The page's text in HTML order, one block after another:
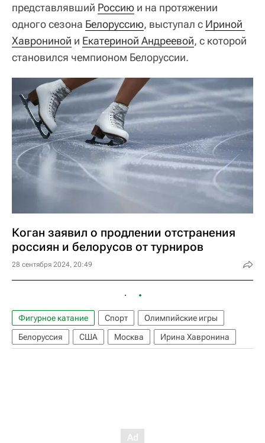
представлявший Россию и на протяжении
одного сезона Белоруссию, выступал с Ириной
Хаврониной и Екатериной Андреевой, с которой
становился чемпионом Белоруссии.
Коган заявил о продлении отстранения
россиян и белорусов от турниров
28 сентября 2024, 20:49
Фигурное катание Спорт
Олимпийские игры
Белоруссия
США Москва Ирина Хавронина